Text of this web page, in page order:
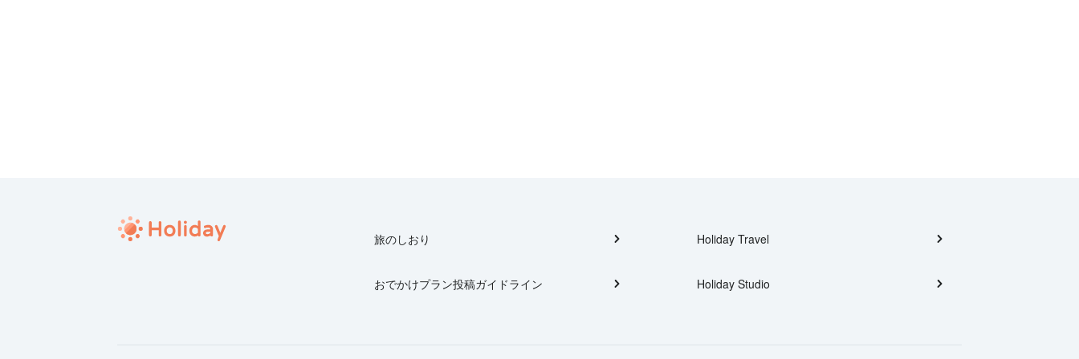
旅のしおり
おでかけプラン投稿ガイドライン
Holiday Travel
Holiday Studio